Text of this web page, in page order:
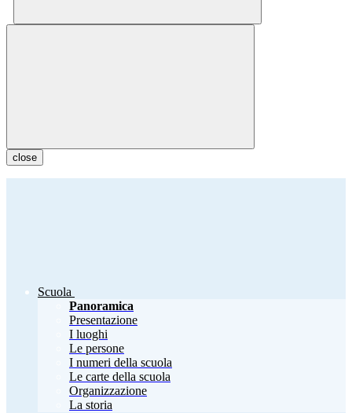
close
Scuola
Panoramica
Presentazione
I luoghi
Le persone
I numeri della scuola
Le carte della scuola
Organizzazione
La storia